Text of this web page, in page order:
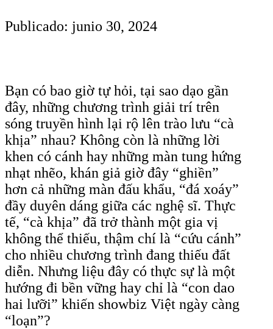
Publicado: junio 30, 2024
Bạn có bao giờ tự hỏi, tại sao dạo gần
đây, những chương trình giải trí trên
sóng truyền hình lại rộ lên trào lưu “cà
khịa” nhau? Không còn là những lời
khen có cánh hay những màn tung hứng
nhạt nhẽo, khán giả giờ đây “ghiền”
hơn cả những màn đấu khẩu, “đá xoáy”
đầy duyên dáng giữa các nghệ sĩ. Thực
tế, “cà khịa” đã trở thành một gia vị
không thể thiếu, thậm chí là “cứu cánh”
cho nhiều chương trình đang thiếu đất
diễn. Nhưng liệu đây có thực sự là một
hướng đi bền vững hay chỉ là “con dao
hai lưỡi” khiến showbiz Việt ngày càng
“loạn”?